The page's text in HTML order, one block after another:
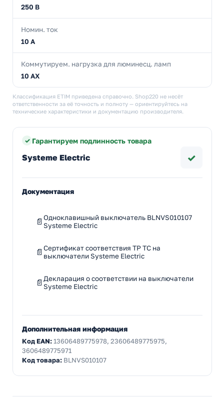
250 В
Номин. ток
10 А
Коммутируем. нагрузка для люминесц. ламп
10 AX
Классификация ETIM приведена справочно. Shop220 не несёт
ответственности за её точность и полноту — ориентируйтесь на
технические характеристики и документацию производителя.
Гарантируем подлинность товара
Systeme Electric ✓
Документация
Одноклавишный выключатель BLNVS010107
Systeme Electric
Сертификат соответствия ТР ТС на
выключатели Systeme Electric
Декларация о соответствии на выключатели
Systeme Electric
Дополнительная информация
Код EAN:13606489775978, 23606489775975,
3606489775971
Код товара: BLNVS010107